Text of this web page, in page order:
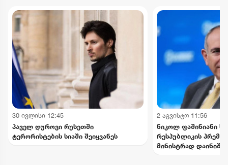
30 ივლისი 12:45
პაველ დუროვი რუსეთში
ტერორისტების სიაში შეიყვანეს
2 აგვისტო 11:56
ნიკოლ ფაშინიანი
რესპუბლიკის
მინისტრად დაინიშნა